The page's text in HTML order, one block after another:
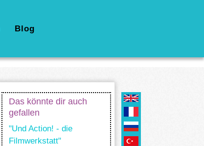
Blog
Das könnte dir auch
gefallen
"Und Action! - die
Filmwerkstatt"